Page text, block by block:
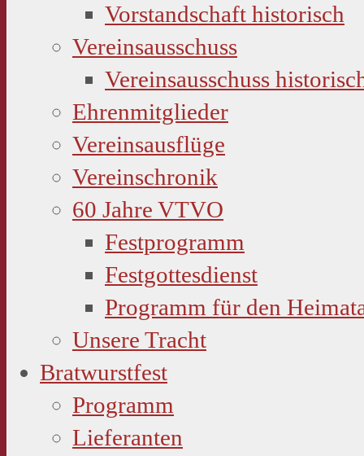
Vorstandschaft historisch
Vereinsausschuss
Vereinsausschuss
Ehrenmitglieder
Vereinsausflüge
Vereinschronik
60 Jahre VTVO
Festprogramm
Festgottesdienst
Programm für den
Unsere Tracht
Bratwurstfest
Programm
Lieferanten